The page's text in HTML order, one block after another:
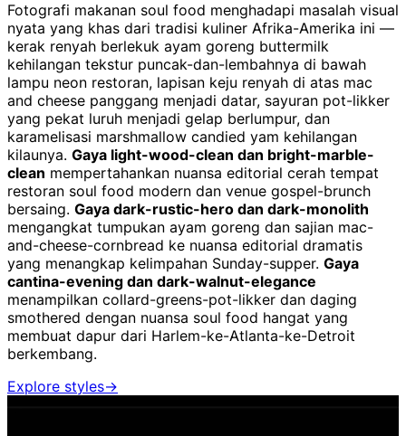
Fotografi makanan soul food menghadapi masalah visual
nyata yang khas dari tradisi kuliner Afrika-Amerika ini —
kerak renyah berlekuk ayam goreng buttermilk
kehilangan tekstur puncak-dan-lembahnya di bawah
lampu neon restoran, lapisan keju renyah di atas mac
and cheese panggang menjadi datar, sayuran pot-likker
yang pekat luruh menjadi gelap berlumpur, dan
karamelisasi marshmallow candied yam kehilangan
kilaunya. Gaya light-wood-clean dan bright-marble-
clean mempertahankan nuansa editorial cerah tempat
restoran soul food modern dan venue gospel-brunch
bersaing. Gaya dark-rustic-hero dan dark-monolith
mengangkat tumpukan ayam goreng dan sajian mac-
and-cheese-cornbread ke nuansa editorial dramatis
yang menangkap kelimpahan Sunday-supper. Gaya
cantina-evening dan dark-walnut-elegance
menampilkan collard-greens-pot-likker dan daging
smothered dengan nuansa soul food hangat yang
membuat dapur dari Harlem-ke-Atlanta-ke-Detroit
berkembang.
Explore styles→